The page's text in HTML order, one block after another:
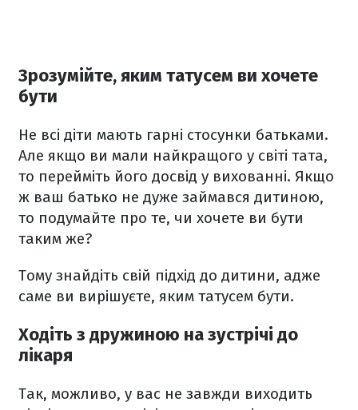
Зрозумійте, яким татусем ви хочете
бути
Не всі діти мають гарні стосунки батьками.
Але якщо ви мали найкращого у світі тата,
то перейміть його досвід у вихованні. Якщо
ж ваш батько не дуже займався дитиною,
то подумайте про те, чи хочете ви бути
таким же?
Тому знайдіть свій підхід до дитини, адже
саме ви вирішуєте, яким татусем бути.
Ходіть з дружиною на зустрічі до
лікаря
Так, можливо, у вас не завжди виходить